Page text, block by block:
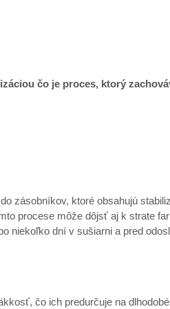
čo je proces, ktorý
zásobníkov, ktoré obsahujú
procese môže dôjsť aj k strate
niekoľko dní v sušiarni a pred
čo ich predurčuje na